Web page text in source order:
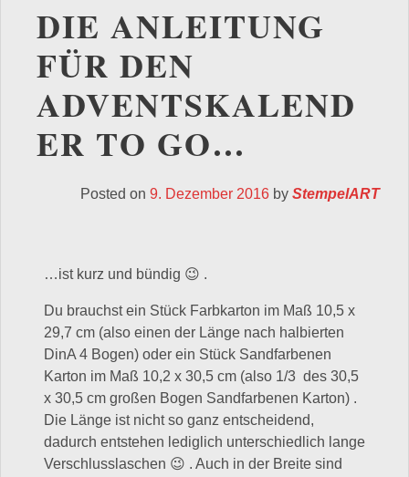
DIE ANLEITUNG
FÜR DEN
ADVENTSKALEND
ER TO GO…
Posted on 9. Dezember 2016 by StempelART
…ist kurz und bündig 😉 .
Du brauchst ein Stück Farbkarton im Maß 10,5 x
29,7 cm (also einen der Länge nach halbierten
DinA 4 Bogen) oder ein Stück Sandfarbenen
Karton im Maß 10,2 x 30,5 cm (also 1/3 des 30,5
x 30,5 cm großen Bogen Sandfarbenen Karton) .
Die Länge ist nicht so ganz entscheidend,
dadurch entstehen lediglich unterschiedlich lange
Verschlusslaschen 😉 . Auch in der Breite sind